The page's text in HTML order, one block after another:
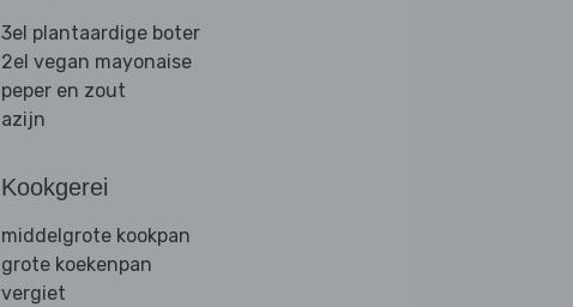
3el plantaardige boter
2el vegan mayonaise
peper en zout
azijn
Kookgerei
middelgrote kookpan
grote koekenpan
vergiet